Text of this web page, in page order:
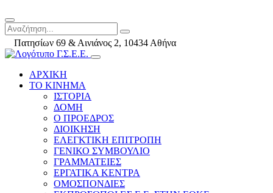
Πατησίων 69 & Αινιάνος 2, 10434 Αθήνα
ΑΡΧΙΚΗ
ΤΟ ΚΙΝΗΜΑ
ΙΣΤΟΡΙΑ
ΔΟΜΗ
Ο ΠΡΟΕΔΡΟΣ
ΔΙΟΙΚΗΣΗ
ΕΛΕΓΚΤΙΚΗ ΕΠΙΤΡΟΠΗ
ΓΕΝΙΚΟ ΣΥΜΒΟΥΛΙΟ
ΓΡΑΜΜΑΤΕΙΕΣ
ΕΡΓΑΤΙΚΑ ΚΕΝΤΡΑ
ΟΜΟΣΠΟΝΔΙΕΣ